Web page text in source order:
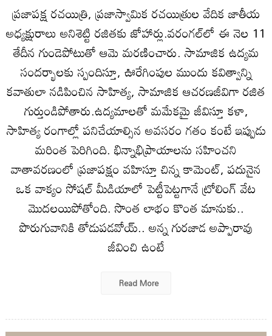
ప్ర‌జాప‌క్ష ర‌చ‌యిత్రి, ప్ర‌జాస్వామిక ర‌చ‌యిత్రుల వేదిక జాతీయ
అధ్య‌క్షురాలు అనిశెట్టి ర‌జిత‌కు జోహార్లు.వ‌రంగ‌ల్‌లో ఈ నెల 11
తేదీన గుండెపోటుతో ఆమె మ‌ర‌ణించారు. సామాజిక ఉద్యమ
సందర్భాలకు స్పందిస్తూ, ఊరేగింపుల ముందు క‌విత్వాన్ని
క‌వాతులా న‌డిపించిన సాహిత్య‌, సామాజిక ఆచ‌ర‌ణ‌జీవిగా ర‌జిత
గుర్తుండిపోతారు.ఉద్యమాలతో మమేకమై జీవిస్తూ క‌ళా,
సాహిత్య రంగాల్లో ప‌నిచేయాల్సిన అవ‌స‌రం గ‌తం కంటే ఇప్పుడు
మ‌రింత పెరిగింది. భిన్నాభిప్రాయాల‌ను స‌హించ‌ని
వాతావ‌ర‌ణంలో ప్ర‌జాప‌క్షం వ‌హిస్తూ చిన్న కామెంట్‌, ప‌దునైన
ఒక వాక్యం సోష‌ల్ మీడియాలో పెట్టీపెట్ట‌గానే ట్రోలింగ్ వేట‌
మొద‌ల‌యిపోతోంది. సొంత లాభం కొంత మానుకు..
పొరుగువానికి తోడుప‌డ‌వోయ్‌.. అన్న గుర‌జాడ అప్పారావు
జీవించి ఉంటే
Read More